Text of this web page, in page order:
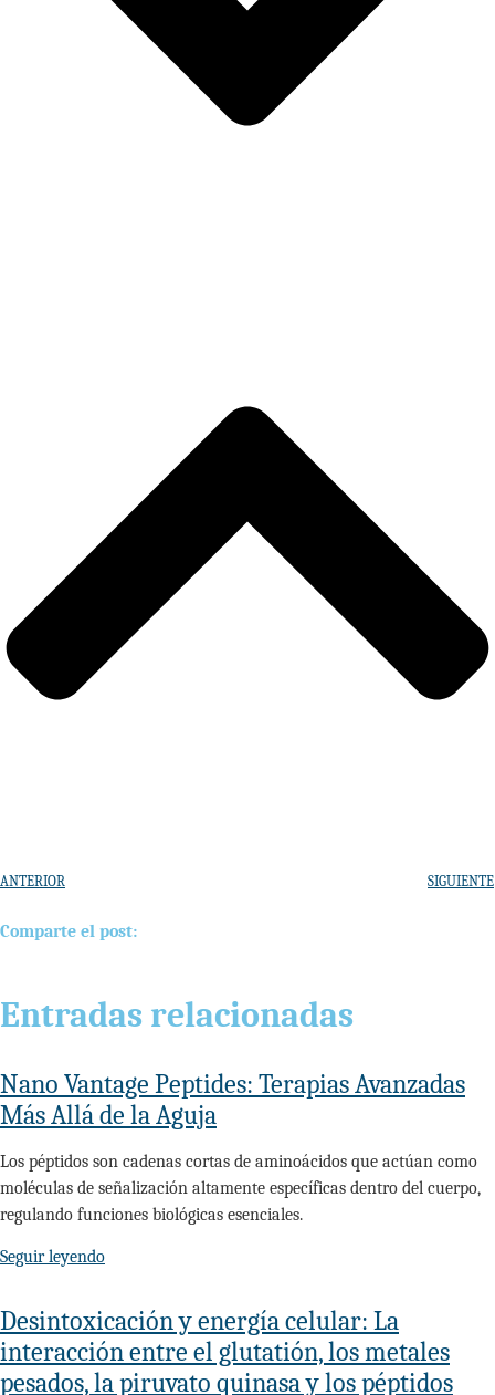
ANTERIOR SIGUIENTE
Comparte el post:
Entradas relacionadas
Nano Vantage Peptides: Terapias Avanzadas
Más Allá de la Aguja
Los péptidos son cadenas cortas de aminoácidos que actúan como
moléculas de señalización altamente específicas dentro del cuerpo,
regulando funciones biológicas esenciales.
Seguir leyendo
Desintoxicación y energía celular: La
interacción entre el glutatión, los metales
pesados, la piruvato quinasa y los péptidos